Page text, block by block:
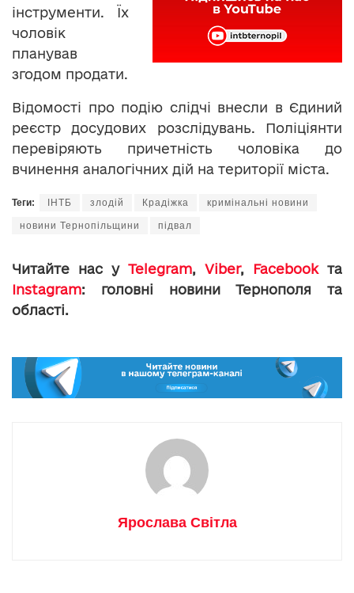
інструменти. Їх
чоловік
планував
згодом продати.
Відомості про подію слідчі внесли в Єдиний
реєстр досудових розслідувань. Поліціянти
перевіряють причетність чоловіка до
вчинення аналогічних дій на території міста.
Теги: ІНТБ злодій Крадіжка кримінальні новини
новини Тернопільщини підвал
Читайте нас у Telegram, Viber, Facebookта
Instagram: головні новини Тернополя та
області.
Ярослава Світла